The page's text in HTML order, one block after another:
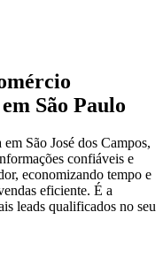
São Paulo
São José dos Campos,
confiáveis e
economizando tempo e
eficiente. É a
leads qualificados no seu